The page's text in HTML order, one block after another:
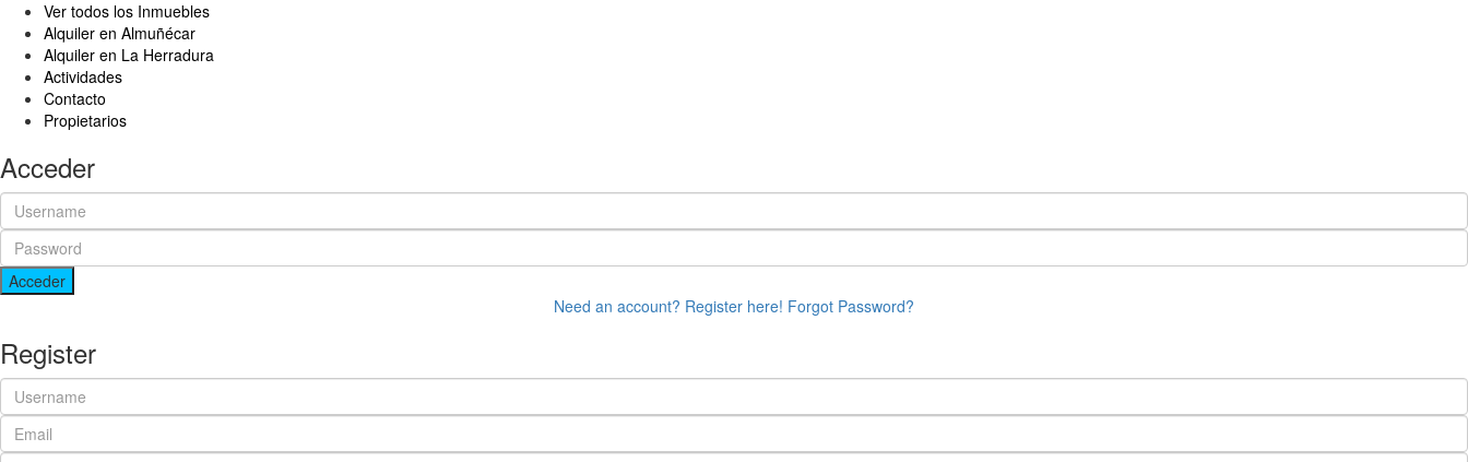
Ver todos los Inmuebles
Alquiler en Almuñécar
Alquiler en La Herradura
Actividades
Contacto
Propietarios
Acceder
Acceder
Need an account? Register here! Forgot Password?
Register